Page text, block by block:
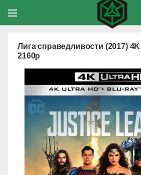
Лига справедливости (2017)
2160p